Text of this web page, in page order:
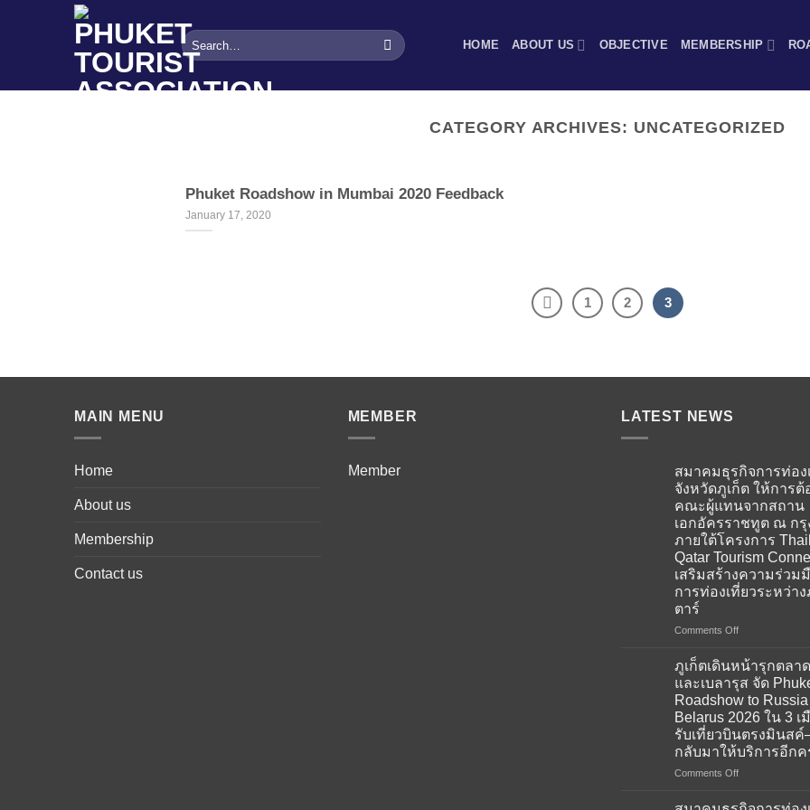
HOME ABOUT US OBJECTIVE MEMBERSHIP
CATEGORY ARCHIVES: UNCATEGORIZED
Phuket Roadshow in Mumbai 2020 Feedback
January 17, 2020
1 2 3
MAIN MENU
Home
About us
Membership
Contact us
MEMBER
Member
LATEST NEWS
สมาคมธุรกิจการท่อง
จังหวัดภูเก็ต ให้การต้
คณะผู้แทนจากสถาน
เอกอัครราชทูต ณ กรุ
ภายใต้โครงการ
Qatar Tourism
เสริมสร้างความร่วม
การท่องเที่ยวระหว่า
ตาร์
Comments Offon
ธุรกิจ
ท่อง
เที่ยว
จังหวัด
ภูเก็ต
ให้การ
ต้อนรับ
ภูเก็ตเดินหน้ารุกตลา
และเบลารุส จัด
Roadshow to
Belarus 2026 ใน 3 เ
รับเที่ยวบินตรงมินสค์
กลับมาให้บริการอีกค
Comments Offon
เดิน